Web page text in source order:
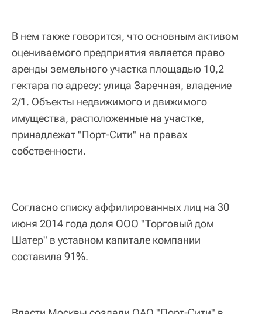
В нем также говорится, что основным активом
оцениваемого предприятия является право
аренды земельного участка площадью 10,2
гектара по адресу: улица Заречная, владение
2/1. Объекты недвижимого и движимого
имущества, расположенные на участке,
принадлежат "Порт-Сити" на правах
собственности.
Согласно списку аффилированных лиц на 30
июня 2014 года доля ООО "Торговый дом
Шатер" в уставном капитале компании
составила 91%.